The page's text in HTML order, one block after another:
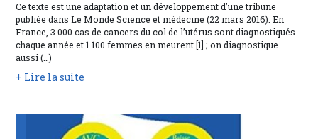
Ce texte est une adaptation et un développement d’une tribune
publiée dans Le Monde Science et médecine (22 mars 2016). En
France, 3 000 cas de cancers du col de l’utérus sont diagnostiqués
chaque année et 1 100 femmes en meurent [1] ; on diagnostique
aussi (…)
+ Lire la suite